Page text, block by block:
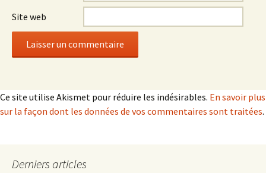
Site web
Ce site utilise Akismet pour réduire les indésirables. En savoir plus
sur la façon dont les données de vos commentaires sont traitées.
Derniers articles